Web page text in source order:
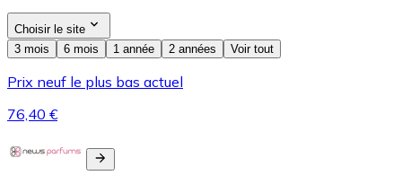
Choisir le site
3 mois
6 mois 1 année 2 années Voir tout
Prix neuf le plus bas actuel
76,40 €